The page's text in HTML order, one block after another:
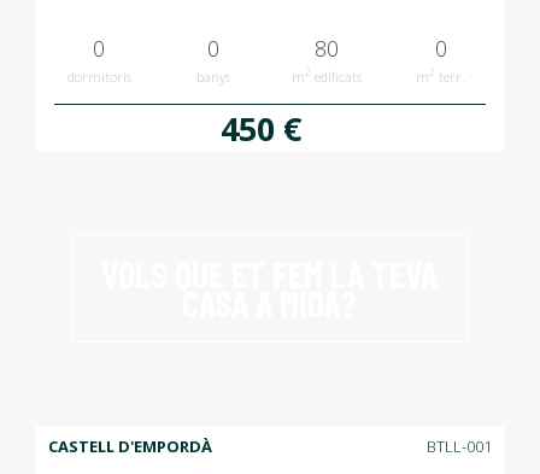
0
dormitoris
0
banys
80
m2 edificats
0
m2 terr.
450 €
CASTELL D'EMPORDÀ BTLL-001